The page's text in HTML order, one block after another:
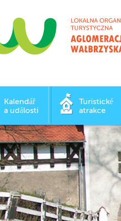
Kalendář
a události
Turistické
atrakce